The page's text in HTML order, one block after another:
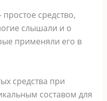
средство,
слышали и о
применяли его в
средства при
составом для